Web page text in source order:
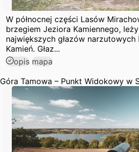
W północnej części Lasów
brzegiem Jeziora Kamiennego,
największych głazów narzutowych
Kamień. Głaz...
opis mapa
Góra Tamowa – Punkt Widokowy w